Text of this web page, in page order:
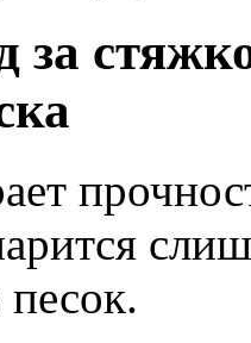
за
песок.